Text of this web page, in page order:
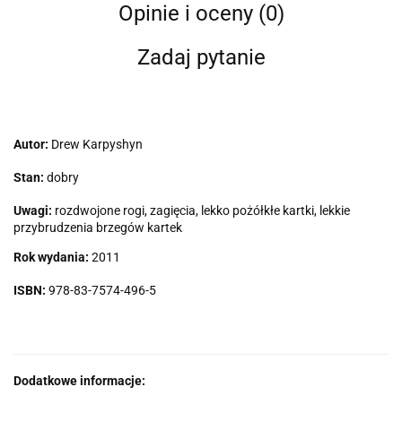
Opinie i oceny (0)
Zadaj pytanie
Autor: Drew Karpyshyn
Stan: dobry
Uwagi: rozdwojone rogi, zagięcia, lekko pożółkłe kartki, lekkie
przybrudzenia brzegów kartek
Rok wydania: 2011
ISBN: 978-83-7574-496-5
Dodatkowe informacje: